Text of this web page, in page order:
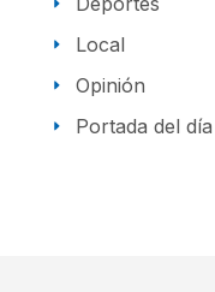
Local
Opinión
Portada del día